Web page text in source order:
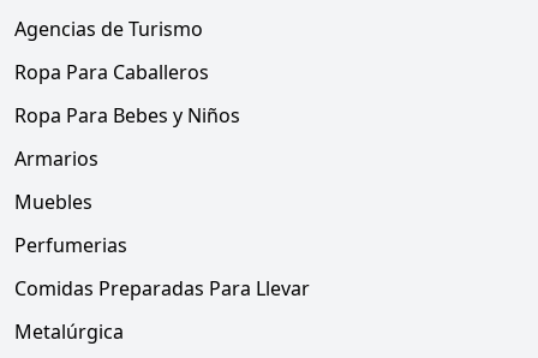
Agencias de Turismo
Ropa Para Caballeros
Ropa Para Bebes y Niños
Armarios
Muebles
Perfumerias
Comidas Preparadas Para Llevar
Metalúrgica